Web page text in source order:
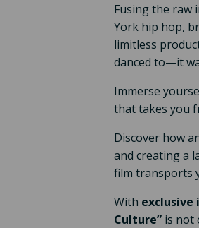
Fusing the raw
York hip hop,
limitless
danced to—it
Immerse
that takes you
Discover how
and creating a
film transports
With exclusive
Culture”is not